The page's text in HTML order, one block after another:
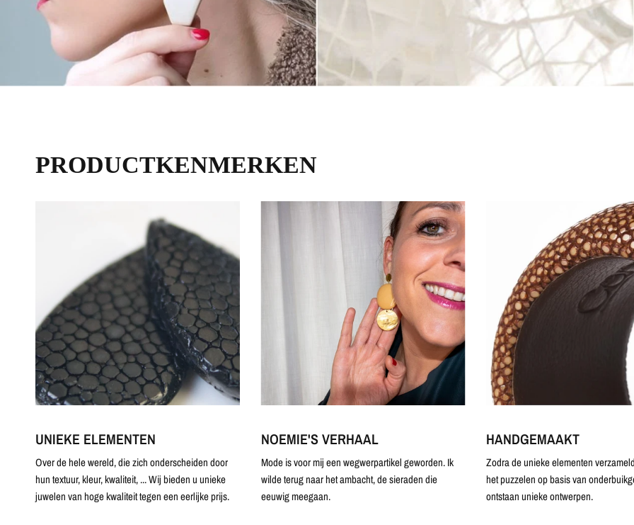
€70,00
PRODUCTKENMERKEN
UNIEKE ELEMENTEN
Over de hele wereld, die zich onderscheiden door
hun textuur, kleur, kwaliteit, ... Wij bieden u unieke
juwelen van hoge kwaliteit tegen een eerlijke prijs.
NOEMIE'S VERHAAL
Mode is voor mij een wegwerpartikel geworden. Ik
wilde terug naar het ambacht, de sieraden die
eeuwig meegaan.
HANDGEMAAKT
Zodra de unieke elementen
het puzzelen op basis van
ontstaan unieke ontwerpen.